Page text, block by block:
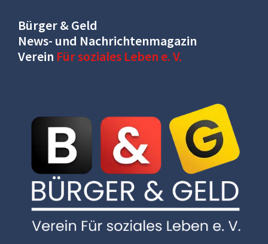
Bürger & Geld
News- und Nachrichtenmagazin
Verein Für soziales Leben e. V.